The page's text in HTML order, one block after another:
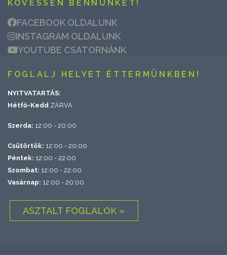
KÖVESSEN BENNÜNKET!
FACEBOOK OLDALUNK
INSTAGRAM OLDALUNK
YOUTUBE CSATORNÁNK
FOGLALJ HELYET ÉTTERMÜNKBEN!
NYITVATARTÁS:
Hétfő-Kedd ZÁRVA
Szerda: 12:00 - 20:00
Csütörtök: 12:00 - 20:00
Péntek: 12:00 - 22:00
Szombat: 12:00 - 22:00
Vasárnap: 12:00 - 20:00
ASZTALT FOGLALOK »